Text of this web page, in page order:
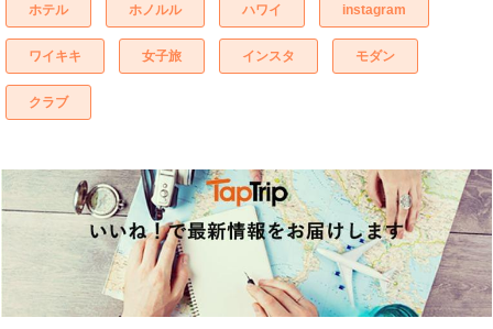
ホテル ホノルル ハワイ instagram
ワイキキ 女子旅 インスタ モダン
クラブ